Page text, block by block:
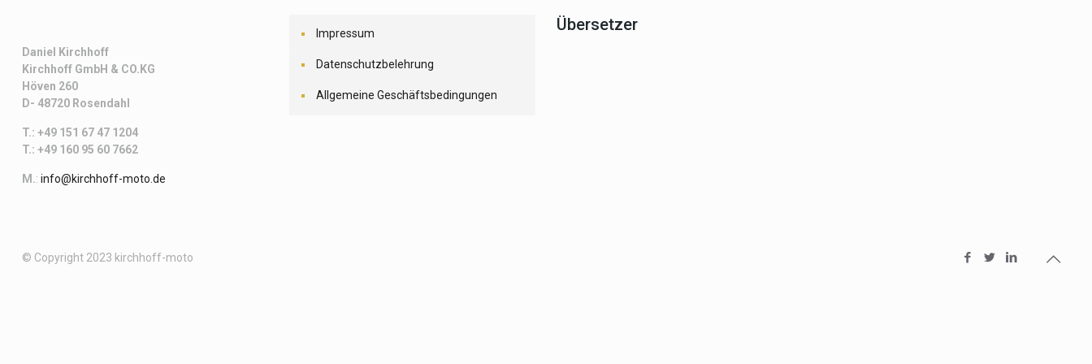
Daniel Kirchhoff
Kirchhoff GmbH & CO.KG
Höven 260
D- 48720 Rosendahl
T.: +49 151 67 47 1204
T.: +49 160 95 60 7662
M.: info@kirchhoff-moto.de
Impressum
Datenschutzbelehrung
Allgemeine Geschäftsbedingungen
Übersetzer
© Copyright 2023 kirchhoff-moto